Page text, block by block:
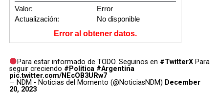
Valor:
Error
Actualización:
No disponible
Error al obtener datos.
Para estar informado de TODO. Seguinos en #TwitterX Para
seguir creciendo #Politica #Argentina
pic.twitter.com/NEcOB3URw7
— NDM - Noticias del Momento (@NoticiasNDM) December
20, 2023